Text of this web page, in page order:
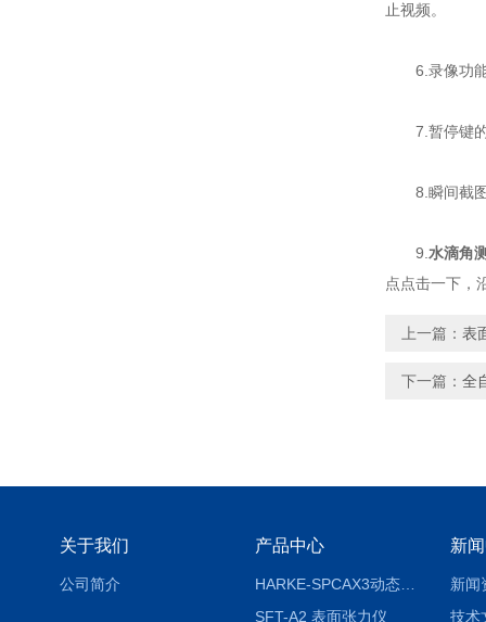
止视频。
6.录像功能
7.暂停键的
8.瞬间截图
9. 水滴角
点点击一下，
上一篇： 表
下一篇： 全
关于我们
公司简介
产品中心
HARKE-SPCAX3动态接触角测定仪系列
SFT-A2 表面张力仪
新
新闻
技术